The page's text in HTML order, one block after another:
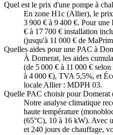
Quel est le prix d'une pompe à
En zone H1c (Allier), le
3 900 € à 9 400 €. Pour
€ à 17 700 € installation
(jusqu'à 11 000 € de
Quelles aides pour une PAC à
À Domerat, les aides
(de 5 000 € à 11 000 €
à 4 000 €), TVA 5,5%, et
locale Allier : MDPH 03.
Quelle PAC choisir pour Domerat
Notre analyse climatique
haute température
(65°C), 10 à 16 kW). Avec
et 240 jours de chauffage,